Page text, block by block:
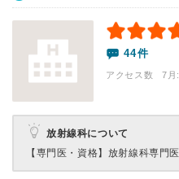
44件
アクセス数 7月:
放射線科について
【専門医・資格】 放射線科専門医